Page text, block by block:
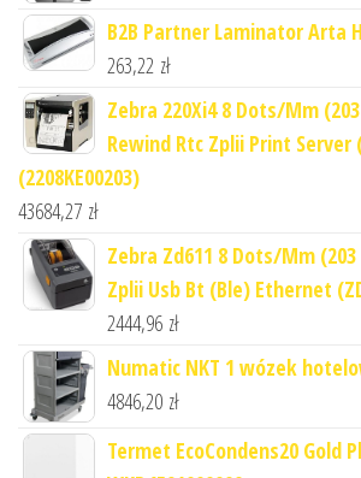
B2B Partner Laminator Arta
263,22 zł
Zebra 220Xi4 8 Dots/Mm
Rewind Rtc Zplii Print
(2208KE00203)
43684,27 zł
Zebra Zd611 8 Dots/Mm
Zplii Usb Bt (Ble) Ethernet
2444,96 zł
Numatic NKT 1 wózek
4846,20 zł
Termet EcoCondens20 Gold